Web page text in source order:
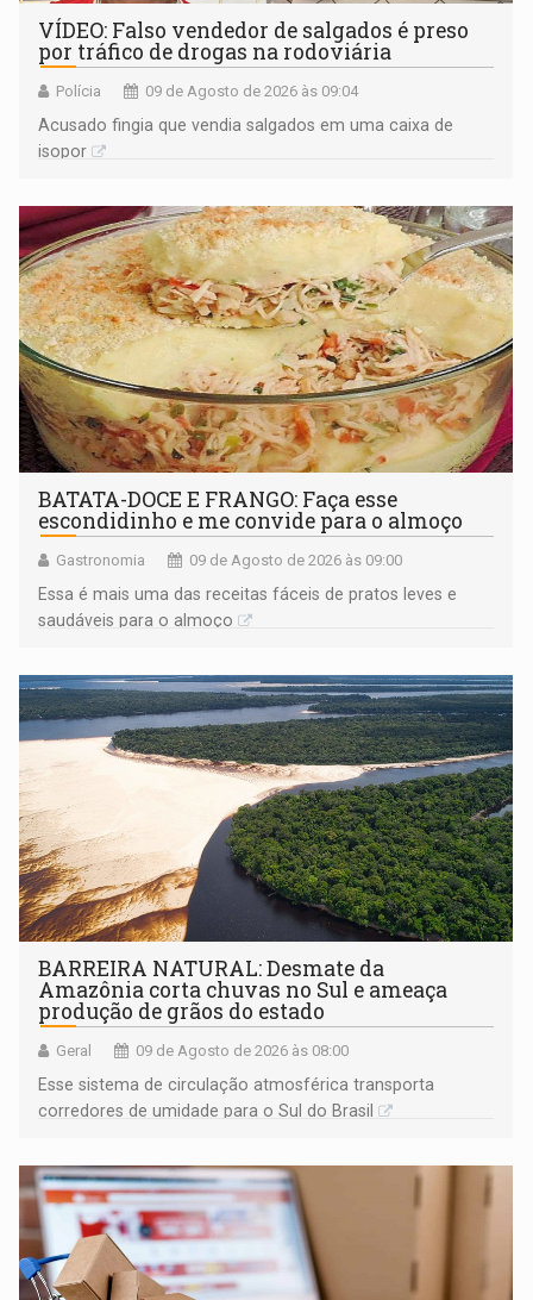
VÍDEO: Falso vendedor de salgados é preso
por tráfico de drogas na rodoviária
Polícia 09 de Agosto de 2026 às 09:04
Acusado fingia que vendia salgados em uma caixa de
isopor
BATATA-DOCE E FRANGO: Faça esse
escondidinho e me convide para o almoço
Gastronomia 09 de Agosto de 2026 às 09:00
Essa é mais uma das receitas fáceis de pratos leves e
saudáveis para o almoço
BARREIRA NATURAL: Desmate da
Amazônia corta chuvas no Sul e ameaça
produção de grãos do estado
Geral 09 de Agosto de 2026 às 08:00
Esse sistema de circulação atmosférica transporta
corredores de umidade para o Sul do Brasil